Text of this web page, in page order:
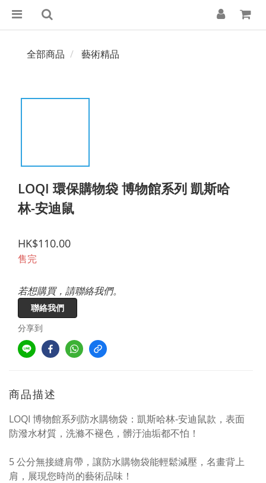
全部商品 藝術精品
LOQI 環保購物袋 博物館系列 凱斯哈
林-安迪鼠
HK$110.00
售完
若想購買，請聯絡我們。
聯絡我們
分享到
商品描述
LOQI 博物館系列防水購物袋：凱斯哈林-安迪鼠款，表面
防潑水材質，洗滌不褪色，髒汙油垢都不怕！
5 公分無接縫肩帶，讓防水購物袋能輕鬆減壓，名畫背上
肩，展現您時尚的藝術品味！